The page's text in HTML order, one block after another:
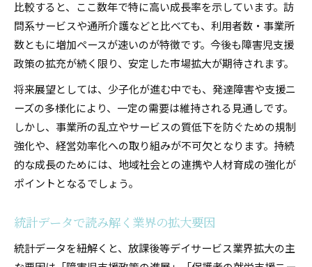
比較すると、ここ数年で特に高い成長率を示しています。訪
問系サービスや通所介護などと比べても、利用者数・事業所
数ともに増加ペースが速いのが特徴です。今後も障害児支援
政策の拡充が続く限り、安定した市場拡大が期待されます。
将来展望としては、少子化が進む中でも、発達障害や支援ニ
ーズの多様化により、一定の需要は維持される見通しです。
しかし、事業所の乱立やサービスの質低下を防ぐための規制
強化や、経営効率化への取り組みが不可欠となります。持続
的な成長のためには、地域社会との連携や人材育成の強化が
ポイントとなるでしょう。
統計データで読み解く業界の拡大要因
統計データを紐解くと、放課後等デイサービス業界拡大の主